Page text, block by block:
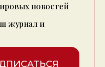
новостей
журнал и